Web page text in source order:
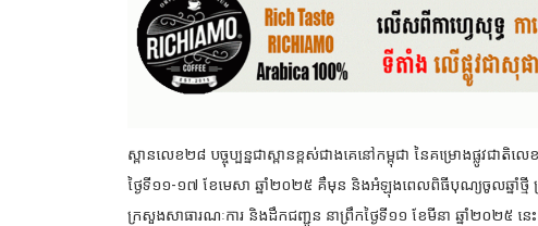
ស្ពានលេខ២៨ បច្ចុប្បន្នជាស្ពានខ្ពស់ជាងគេនៅកម្ពុជា នៃគម្រោងផ្លូវជាតិ
ថ្ងៃទី១១-១៧ ខែមេសា ឆ្នាំ២០២៥ គឺមុន និងអំឡុងពេលពិធីបុណ្យចូលឆ្នាំថ្មី
ក្រសួងសាធារណៈការ និងដឹកជញ្ជូន នាព្រឹកថ្ងៃទី១១ ខែមីនា ឆ្នាំ២០២៥ នេ